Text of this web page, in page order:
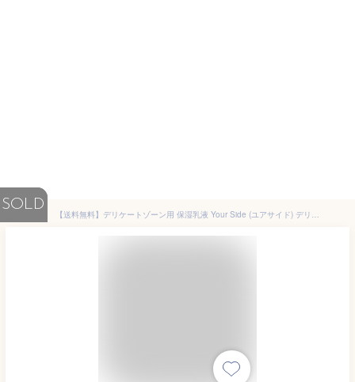
SOLD
【送料無料】デリケートゾーン用 保湿乳液 Your Side (ユアサイド) デリケートモイストボディミルク 200ml 乾燥 かゆみ 不快